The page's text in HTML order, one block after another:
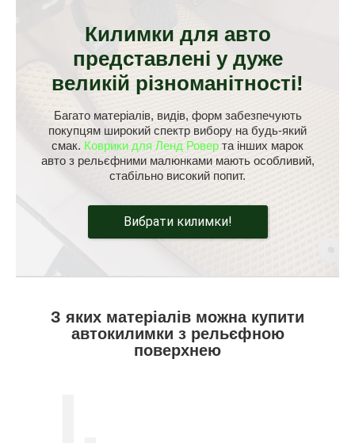
Килимки для авто
представлені у дуже
великій різноманітності!
Багато матеріалів, видів, форм забезпечують
покупцям широкий спектр вибору на будь-який
смак. Коврики для Ленд Ровер та інших марок
авто з рельєфними малюнками мають особливий,
стабільно високий попит.
Вибрати килимки!
З яких матеріалів можна купити
автокилимки з рельєфною
поверхнею